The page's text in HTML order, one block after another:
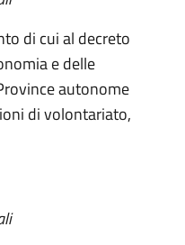
di cui al decreto
e delle
autonome
di volontariato,